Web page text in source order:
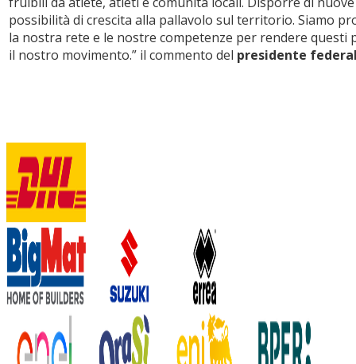
possibilità di crescita alla pallavolo sul territorio. Siamo
la nostra rete e le nostre competenze per rendere
il nostro movimento.” il commento del presidente